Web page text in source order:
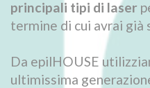
principali tipi di laser
termine di cui avrai già
Da epilHOUSE
ultimissima